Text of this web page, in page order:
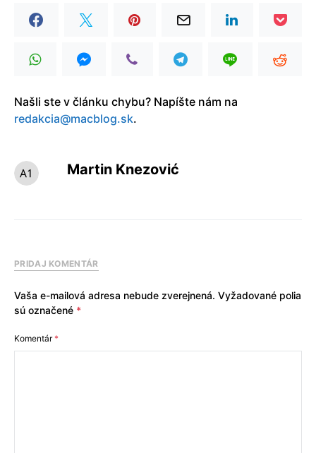
Našli ste v článku chybu? Napíšte nám na
redakcia@macblog.sk.
Martin Knezović
PRIDAJ KOMENTÁR
Vaša e-mailová adresa nebude zverejnená. Vyžadované polia
sú označené *
Komentár*